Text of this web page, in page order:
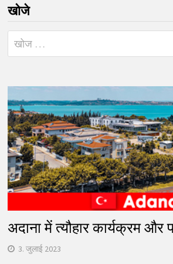
खोजे
निम्न
को
अदाना में त्यौहार कार्यक्रम और
3. जुलाई 2023